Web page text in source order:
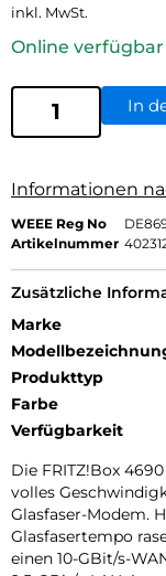
inkl. MwSt.
Online verfügbar
In
Informationen
WEEE Reg No
Artikelnummer
Zusätzliche
Marke
Produkttyp
Farbe
Verfügbarkeit
Die FRITZ!Box
volles
Glasfaser-Modem.
Glasfasertempo
einen 10-GBit/s-